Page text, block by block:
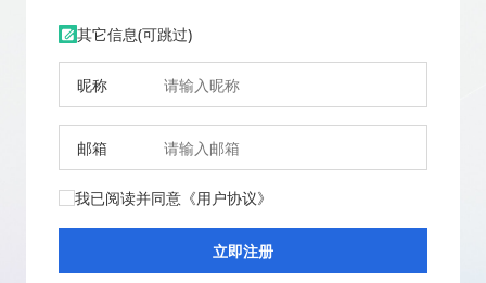
其它信息(可跳过)
昵称
邮箱
我已阅读并同意 《用户协议》